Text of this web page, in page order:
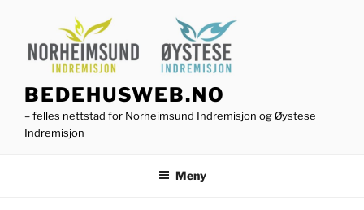
innhold
BEDEHUSWEB.NO
– felles nettstad for Norheimsund Indremisjon og Øystese
Indremisjon
Meny